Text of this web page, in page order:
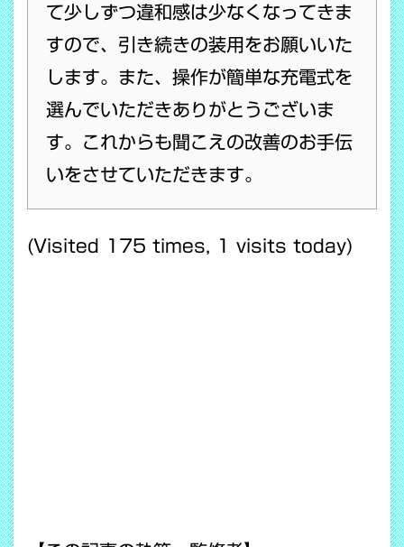
て少しずつ違和感は少なくなってきま
すので、引き続きの装用をお願いいた
します。また、操作が簡単な充電式を
選んでいただきありがとうございま
す。これからも聞こえの改善のお手伝
いをさせていただきます。
(Visited 175 times, 1 visits today)